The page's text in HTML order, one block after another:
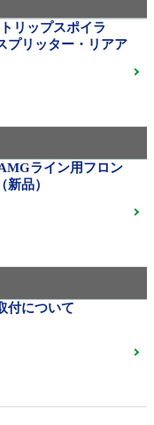
）
210M ミシュランパイロッ
鍛造23インチ W463A G63
リップスポイラ
プリッター・リアア
ライン用フロン
新品）
付について